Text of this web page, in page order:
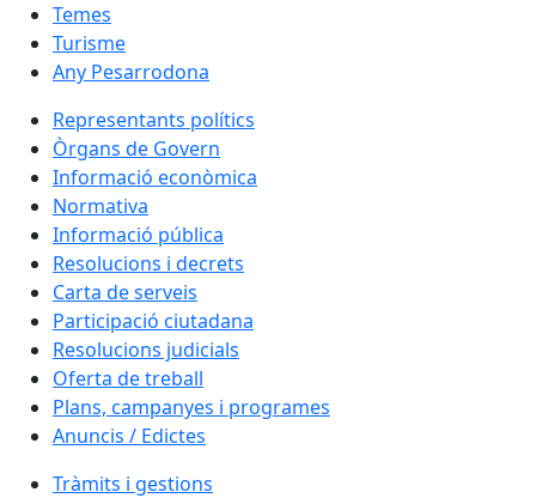
Temes
Turisme
Any Pesarrodona
Representants polítics
Òrgans de Govern
Informació econòmica
Normativa
Informació pública
Resolucions i decrets
Carta de serveis
Participació ciutadana
Resolucions judicials
Oferta de treball
Plans, campanyes i programes
Anuncis / Edictes
Tràmits i gestions